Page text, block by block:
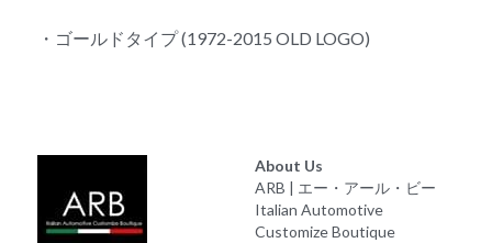
・ゴールドタイプ (1972-2015 OLD LOGO)
About Us
ARB | エー・アール・ビー
Italian Automotive
Customize Boutique